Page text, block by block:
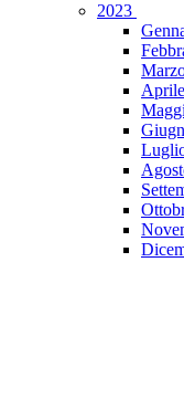
2023
Aprile